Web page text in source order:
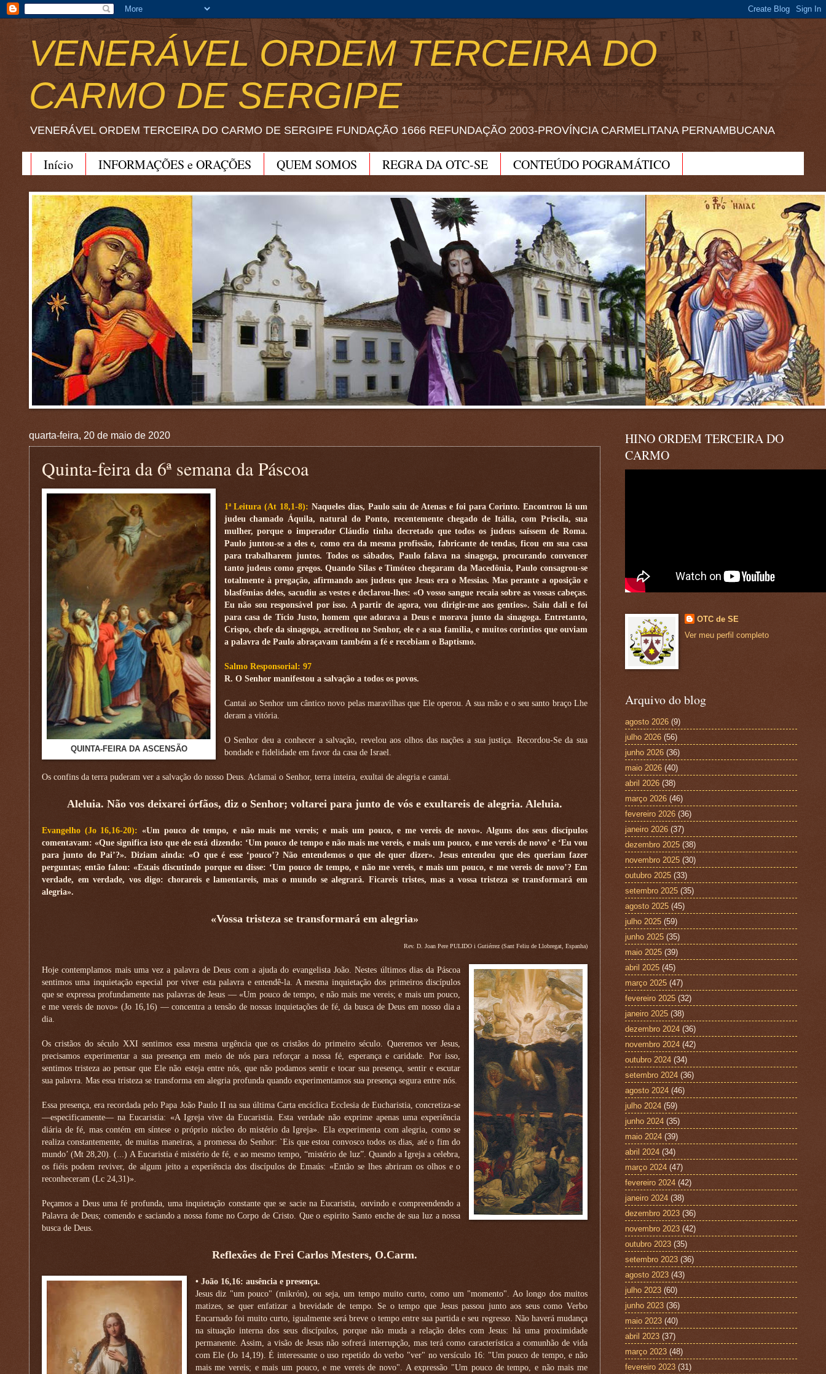
VENERÁVEL ORDEM TERCEIRA DO
CARMO DE SERGIPE
VENERÁVEL ORDEM TERCEIRA DO CARMO DE SERGIPE FUNDAÇÃO 1666 REFUNDAÇÃO 2003-PROVÍNCIA CARMELITANA PERNAMBUCANA
Início INFORMAÇÕES e ORAÇÕES QUEM SOMOS REGRA DA OTC-SE
CONTEÚDO POGRAMÁTICO
quarta-feira, 20 de maio de 2020
Quinta-feira da 6ª semana da Páscoa
QUINTA-FEIRA DA ASCENSÃO
1ª Leitura (At 18,1-8): Naqueles dias, Paulo saiu de Atenas e foi para Corinto. Encontrou lá um
judeu chamado Áquila, natural do Ponto, recentemente chegado de Itália, com Priscila, sua
mulher, porque o imperador Cláudio tinha decretado que todos os judeus saíssem de Roma.
Paulo juntou-se a eles e, como era da mesma profissão, fabricante de tendas, ficou em sua casa
para trabalharem juntos. Todos os sábados, Paulo falava na sinagoga, procurando convencer
tanto judeus como gregos. Quando Silas e Timóteo chegaram da Macedônia, Paulo consagrou-se
totalmente à pregação, afirmando aos judeus que Jesus era o Messias. Mas perante a oposição e
blasfêmias deles, sacudiu as vestes e declarou-lhes: «O vosso sangue recaia sobre as vossas cabeças.
Eu não sou responsável por isso. A partir de agora, vou dirigir-me aos gentios». Saiu dali e foi
para casa de Tício Justo, homem que adorava a Deus e morava junto da sinagoga. Entretanto,
Crispo, chefe da sinagoga, acreditou no Senhor, ele e a sua família, e muitos coríntios que ouviam
a palavra de Paulo abraçavam também a fé e recebiam o Baptismo.
Salmo Responsorial: 97
R. O Senhor manifestou a salvação a todos os povos.
Cantai ao Senhor um cântico novo pelas maravilhas que Ele operou. A sua mão e o seu santo braço Lhe
deram a vitória.
O Senhor deu a conhecer a salvação, revelou aos olhos das nações a sua justiça. Recordou-Se da sua
bondade e fidelidade em favor da casa de Israel.
Os confins da terra puderam ver a salvação do nosso Deus. Aclamai o Senhor, terra inteira, exultai de alegria e cantai.
Aleluia. Não vos deixarei órfãos, diz o Senhor; voltarei para junto de vós e exultareis de alegria. Aleluia.
Evangelho (Jo 16,16-20):«Um pouco de tempo, e não mais me vereis; e mais um pouco, e me vereis de novo». Alguns dos seus discípulos
comentavam: «Que significa isto que ele está dizendo: ‘Um pouco de tempo e não mais me vereis, e mais um pouco, e me vereis de novo’ e ‘Eu vou
para junto do Pai’?». Diziam ainda: «O que é esse ‘pouco’? Não entendemos o que ele quer dizer». Jesus entendeu que eles queriam fazer
perguntas; então falou: «Estais discutindo porque eu disse: ‘Um pouco de tempo, e não me vereis, e mais um pouco, e me vereis de novo’? Em
verdade, em verdade, vos digo: chorareis e lamentareis, mas o mundo se alegrará. Ficareis tristes, mas a vossa tristeza se transformará em
alegria».
«Vossa tristeza se transformará em alegria»
Rev. D. Joan Pere PULIDO i Gutiérrez (Sant Feliu de Llobregat, Espanha)
Hoje contemplamos mais uma vez a palavra de Deus com a ajuda do evangelista João. Nestes últimos dias da Páscoa
sentimos uma inquietação especial por viver esta palavra e entendê-la. A mesma inquietação dos primeiros discípulos
que se expressa profundamente nas palavras de Jesus — «Um pouco de tempo, e não mais me vereis; e mais um pouco,
e me vereis de novo» (Jo 16,16) — concentra a tensão de nossas inquietações de fé, da busca de Deus em nosso dia a
dia.
Os cristãos do século XXI sentimos essa mesma urgência que os cristãos do primeiro século. Queremos ver Jesus,
precisamos experimentar a sua presença em meio de nós para reforçar a nossa fé, esperança e caridade. Por isso,
sentimos tristeza ao pensar que Ele não esteja entre nós, que não podamos sentir e tocar sua presença, sentir e escutar
sua palavra. Mas essa tristeza se transforma em alegria profunda quando experimentamos sua presença segura entre nós.
Essa presença, era recordada pelo Papa João Paulo II na sua última Carta encíclica Ecclesia de Eucharistia, concretiza-se
—especificamente— na Eucaristia: «A Igreja vive da Eucaristia. Esta verdade não exprime apenas uma experiência
diária de fé, mas contém em síntese o próprio núcleo do mistério da Igreja». Ela experimenta com alegria, como se
realiza constantemente, de muitas maneiras, a promessa do Senhor: `Eis que estou convosco todos os dias, até o fim do
mundo’ (Mt 28,20). (...) A Eucaristia é mistério de fé, e ao mesmo tempo, “mistério de luz”. Quando a Igreja a celebra,
os fiéis podem reviver, de algum jeito a experiência dos discípulos de Emaús: «Então se lhes abriram os olhos e o
reconheceram (Lc 24,31)».
Peçamos a Deus uma fé profunda, uma inquietação constante que se sacie na Eucaristia, ouvindo e compreendendo a
Palavra de Deus; comendo e saciando a nossa fome no Corpo de Cristo. Que o espirito Santo enche de sua luz a nossa
busca de Deus.
Reflexões de Frei Carlos Mesters, O.Carm.
• João 16,16: ausência e presença.
Jesus diz "um pouco" (mikrón), ou seja, um tempo muito curto, como um "momento". Ao longo dos muitos
matizes, se quer enfatizar a brevidade de tempo. Se o tempo que Jesus passou junto aos seus como Verbo
Encarnado foi muito curto, igualmente será breve o tempo entre sua partida e seu regresso. Não haverá mudança
na situação interna dos seus discípulos, porque não muda a relação deles com Jesus: há uma proximidade
permanente. Assim, a visão de Jesus não sofrerá interrupção, mas terá como característica a comunhão de vida
com Ele (Jo 14,19). É interessante o uso repetido do verbo "ver" no versículo 16: "Um pouco de tempo, e não
mais me vereis; e mais um pouco, e me vereis de novo". A expressão "Um pouco de tempo, e não mais me
HINO ORDEM TERCEIRA DO
CARMO
OTC de SE
Ver meu perfil completo
Arquivo do blog
agosto 2026 (9)
julho 2026 (56)
junho 2026 (36)
maio 2026 (40)
abril 2026 (38)
março 2026 (46)
fevereiro 2026 (36)
janeiro 2026 (37)
dezembro 2025 (38)
novembro 2025 (30)
outubro 2025 (33)
setembro 2025 (35)
agosto 2025 (45)
julho 2025 (59)
junho 2025 (35)
maio 2025 (39)
abril 2025 (45)
março 2025 (47)
fevereiro 2025 (32)
janeiro 2025 (38)
dezembro 2024 (36)
novembro 2024 (42)
outubro 2024 (34)
setembro 2024 (36)
agosto 2024 (46)
julho 2024 (59)
junho 2024 (35)
maio 2024 (39)
abril 2024 (34)
março 2024 (47)
fevereiro 2024 (42)
janeiro 2024 (38)
dezembro 2023 (36)
novembro 2023 (42)
outubro 2023 (35)
setembro 2023 (36)
agosto 2023 (43)
julho 2023 (60)
junho 2023 (36)
maio 2023 (40)
abril 2023 (37)
março 2023 (48)
fevereiro 2023 (31)